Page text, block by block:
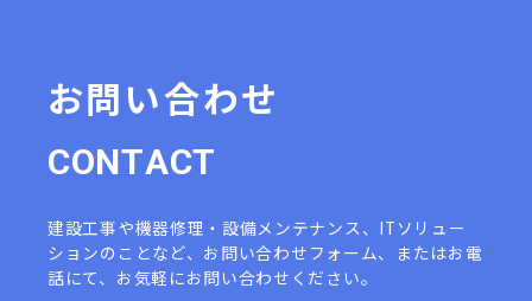
お問い合わせ
CONTACT
建設工事や機器修理・設備メンテナンス、ITソリュー
ションのことなど、 お問い合わせフォーム、またはお電
話にて、お気軽にお問い合わせください。